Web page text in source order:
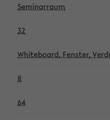
Seminarraum
32
Whiteboard, Fenster,
8
64